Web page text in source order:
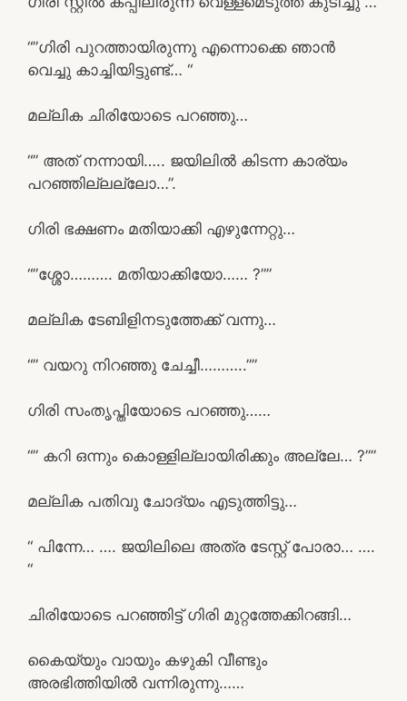
“”ഗിരി പുറത്തായിരുന്നു എന്നൊക്കെ ഞാൻ
വെച്ചു കാച്ചിയിട്ടുണ്ട്… “
മല്ലിക ചിരിയോടെ പറഞ്ഞു…
“” അത് നന്നായി….. ജയിലിൽ കിടന്ന കാര്യം
പറഞ്ഞില്ലല്ലോ…”.
ഗിരി ഭക്ഷണം മതിയാക്കി എഴുന്നേറ്റു…
“”ശ്ശോ………. മതിയാക്കിയോ…… ?””
മല്ലിക ടേബിളിനടുത്തേക്ക് വന്നു…
“” വയറു നിറഞ്ഞു ചേച്ചീ………..””
ഗിരി സംതൃപ്തിയോടെ പറഞ്ഞു……
“” കറി ഒന്നും കൊള്ളില്ലായിരിക്കും അല്ലേ… ?””
മല്ലിക പതിവു ചോദ്യം എടുത്തിട്ടു…
“ പിന്നേ… …. ജയിലിലെ അത്ര ടേസ്റ്റ് പോരാ… ….
“
ചിരിയോടെ പറഞ്ഞിട്ട് ഗിരി മുറ്റത്തേക്കിറങ്ങി…
കൈയ്യും വായും കഴുകി വീണ്ടും
അരഭിത്തിയിൽ വന്നിരുന്നു……